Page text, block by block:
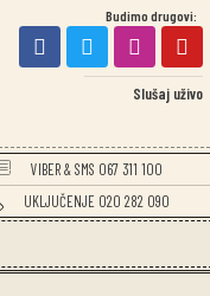
Budimo drugovi:
Slušaj uživo
VIBER & SMS 067 311 100
UKLJUČENJE 020 282 090